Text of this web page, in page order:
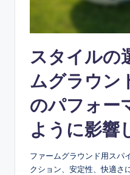
スタイルの
ムグラウン
のパフォー
ように影響
ファームグラウンド用スパ
クション、安定性、快適さ